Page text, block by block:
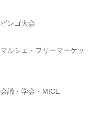
ビンゴ大会
マルシェ・フリーマーケッ
会議・学会・MICE